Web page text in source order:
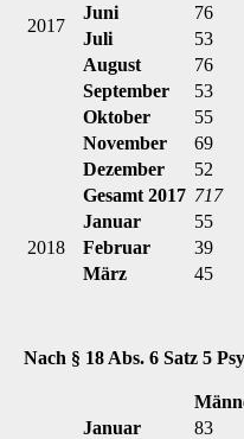
2017
Juni
76
Juli
53
August
76
September
53
Oktober
55
November
69
Dezember
52
Gesamt 2017 717
2018
Januar 55
Februar
39
März
45
Nach § 18 Abs. 6 Satz 5
Januar 83